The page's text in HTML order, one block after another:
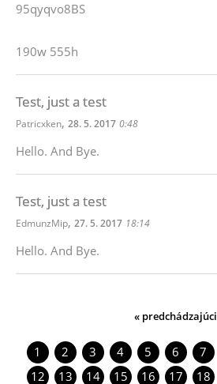
95qyqvo8BS
190w 555h
Test, just a test
Patricxken, 28. 5. 2017 0:48
Hello. And Bye.
Test, just a test
EdmunzMip, 27. 5. 2017 18:14
Hello. And Bye.
« predchádzajúci
1 2 3 4 5 6 7
12
13 14 15 16 17 18